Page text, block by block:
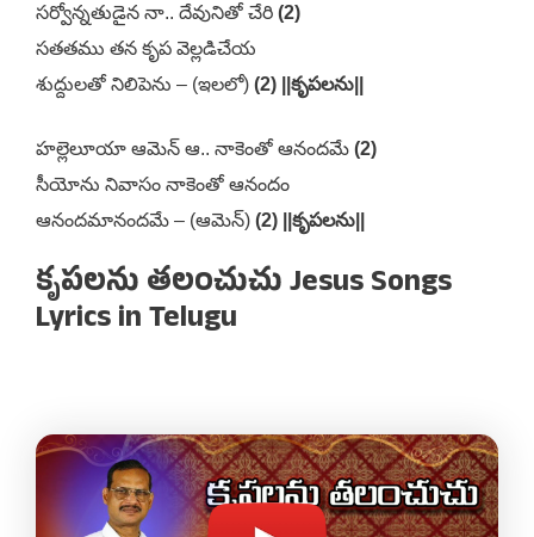
సర్వోన్నతుడైన నా.. దేవునితో చేరి (2)
సతతము తన కృప వెల్లడిచేయ
శుద్దులతో నిలిపెను – (ఇలలో) (2) ||కృపలను||
హల్లెలూయా ఆమెన్ ఆ.. నాకెంతో ఆనందమే (2)
సీయోను నివాసం నాకెంతో ఆనందం
ఆనందమానందమే – (ఆమెన్) (2) ||కృపలను||
కృపలను తలంచుచు Jesus Songs
Lyrics in Telugu